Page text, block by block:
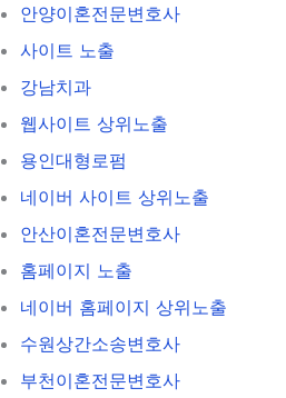
안양이혼전문변호사
사이트 노출
강남치과
웹사이트 상위노출
용인대형로펌
네이버 사이트 상위노출
안산이혼전문변호사
홈페이지 노출
네이버 홈페이지 상위노출
수원상간소송변호사
부천이혼전문변호사